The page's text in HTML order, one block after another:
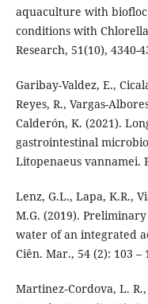
aquaculture with
conditions with
Research, 51(10), 4340-
Garibay-Valdez, E.,
Reyes, R., Vargas-
Calderón, K. (2021).
gastrointestinal
Litopenaeus vannamei.
Lenz, G.L., Lapa, K.R.,
M.G. (2019).
water of an integrated
Ciên. Mar., 54 (2): 103 –
Martinez‐Cordova, L.